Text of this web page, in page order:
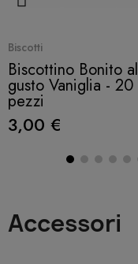
Biscotti
Biscottino Bonito al
gusto Vaniglia - 20
pezzi
3,00 €
Accessori